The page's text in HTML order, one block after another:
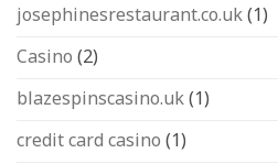
josephinesrestaurant.co.uk(1)
Casino (2)
blazespinscasino.uk(1)
credit card casino (1)